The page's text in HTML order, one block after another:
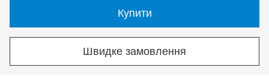
Купити
Швидке замовлення